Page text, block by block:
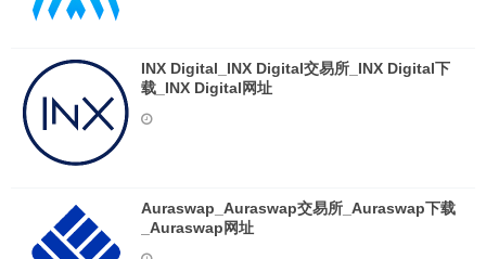
INX Digital_INX Digital交易所_INX Digital下
载_INX Digital网址
Auraswap_Auraswap交易所_Auraswap下载
_Auraswap网址